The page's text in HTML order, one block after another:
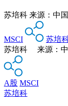
苏培科 来源： 中
MSCI
苏培
苏培科 来源：中
A股 MSCI
苏培科